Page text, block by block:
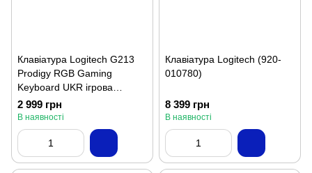
Клавіатура Logitech G213
Prodigy RGB Gaming
Keyboard UKR ігрова
провідна (920-010740)
2 999 грн
В наявності
Клавіатура Logitech (920-
010780)
8 399 грн
В наявності